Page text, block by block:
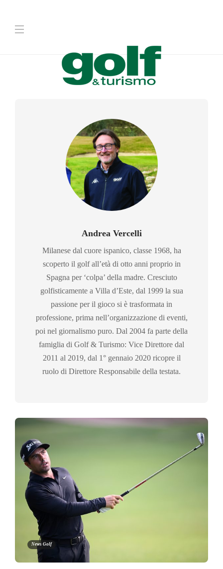
Andrea Vercelli
Milanese dal cuore ispanico, classe 1968, ha
scoperto il golf all’età di otto anni proprio in
Spagna per ‘colpa’ della madre. Cresciuto
golfisticamente a Villa d’Este, dal 1999 la sua
passione per il gioco si è trasformata in
professione, prima nell’organizzazione di eventi,
poi nel giornalismo puro. Dal 2004 fa parte della
famiglia di Golf & Turismo: Vice Direttore dal
2011 al 2019, dal 1° gennaio 2020 ricopre il
ruolo di Direttore Responsabile della testata.
News Golf